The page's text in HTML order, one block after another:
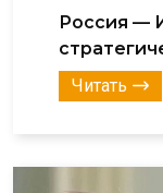
Россия —
Читать